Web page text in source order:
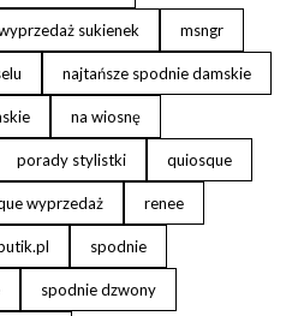
sukienek msngr
najtańsze spodnie damskie
na wiosnę
porady stylistki quiosque
wyprzedaż renee
spodnie
spodnie dzwony